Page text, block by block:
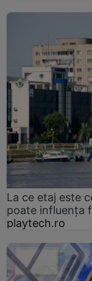
La ce etaj este
poate influența
playtech.ro